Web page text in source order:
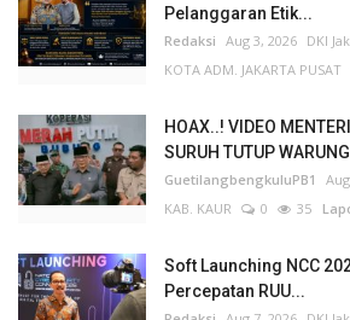
Pelanggaran Etik...
Redaksi Aug 3, 2026 DKI
KOTA ADM. JAKARTA PUSAT
HOAX..! VIDEO
SURUH TUTUP
GuetilangbengkuluPB1
KAB. KAUR
0 35
Soft Launching NCC
Percepatan RUU...